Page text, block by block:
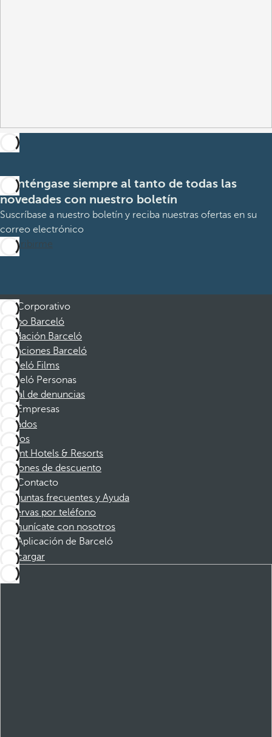
Manténgase siempre al tanto de todas las
novedades con nuestro boletín
Suscríbase a nuestro boletín y reciba nuestras ofertas en su
correo electrónico
Suscribirme
Corporativo
Grupo Barceló
Fundación Barceló
Vacaciones Barceló
Barceló Films
Barceló Personas
Canal de denuncias
Empresas
Afiliados
Socios
Dorint Hotels & Resorts
Cupones de descuento
Contacto
Preguntas frecuentes y Ayuda
Reservas por teléfono
Comunícate con nosotros
Aplicación de Barceló
Descargar